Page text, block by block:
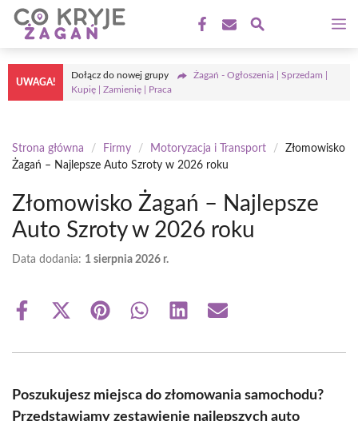
Przejdź
treści
UWAGA!
Dołącz do nowej grupy
Żagań - Ogłoszenia | Sprzedam |
Kupię | Zamienię | Praca
Strona główna / Firmy / Motoryzacja i Transport /
Złomowisko
Żagań – Najlepsze Auto Szroty w 2026 roku
Złomowisko Żagań – Najlepsze
Auto Szroty w 2026 roku
Data dodania: 1 sierpnia 2026 r.
Share
Share
(Twitter)
Share Share Share Share
Poszukujesz miejsca do złomowania samochodu?
Przedstawiamy zestawienie najlepszych auto